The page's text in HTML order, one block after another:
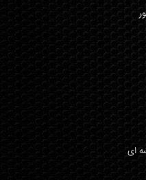
ای